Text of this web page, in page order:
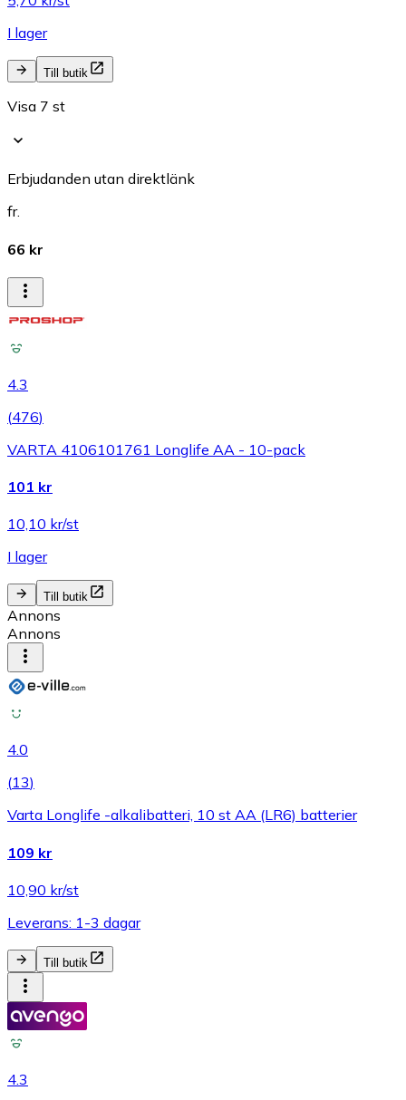
I lager
Till butik
Visa 7 st
Erbjudanden utan direktlänk
fr.
66 kr
4.3
(476)
VARTA 4106101761 Longlife AA - 10-pack
101 kr
10,10 kr/st
I lager
Till butik
Annons
Annons
4.0
(13)
Varta Longlife -alkalibatteri, 10 st AA (LR6) batterier
109 kr
10,90 kr/st
Leverans: 1-3 dagar
Till butik
4.3